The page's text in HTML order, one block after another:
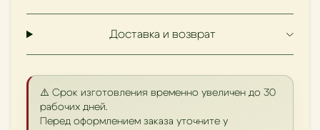
Доставка и возврат
⚠️ Срок изготовления временно увеличен до 30
рабочих дней.
Перед оформлением заказа уточните у